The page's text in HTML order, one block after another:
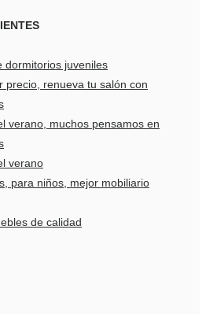
dormitorios juveniles
precio, renueva tu salón con
verano, muchos pensamos en
verano
para niños, mejor mobiliario
de calidad